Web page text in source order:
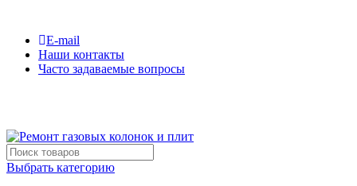
E-mail
Наши контакты
Часто задаваемые вопросы
Выбрать категорию